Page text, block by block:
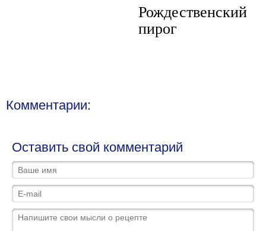
Рождественский
пирог
Комментарии:
Оставить свой комментарий